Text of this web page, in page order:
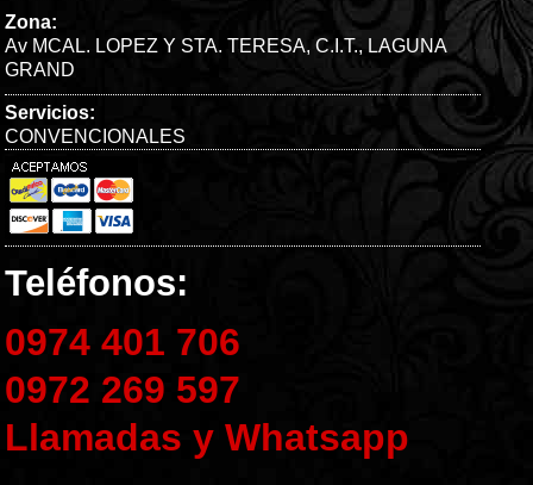
Zona:
Av MCAL. LOPEZ Y STA. TERESA,C.I.T., LAGUNA
GRAND
Servicios:
CONVENCIONALES
Teléfonos:
0974 401 706
0972 269 597
Llamadas y Whatsapp